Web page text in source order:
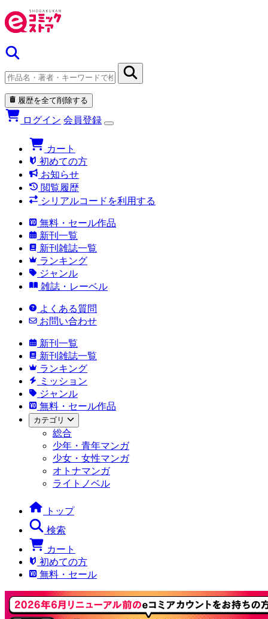
履歴を全て削除する
ログイン 会員登録
カート
初めての方
お知らせ
閲覧履歴
シリアルコードを利用する
無料・セール作品
新刊一覧
新刊雑誌一覧
ランキング
ジャンル
雑誌・レーベル
よくある質問
お問い合わせ
新刊一覧
新刊雑誌一覧
ランキング
ミッション
ジャンル
無料・セール作品
カテゴリ
総合
少年・青年マンガ
少女・女性マンガ
オトナマンガ
ライトノベル
トップ
検索
カート
初めての方
無料・セール